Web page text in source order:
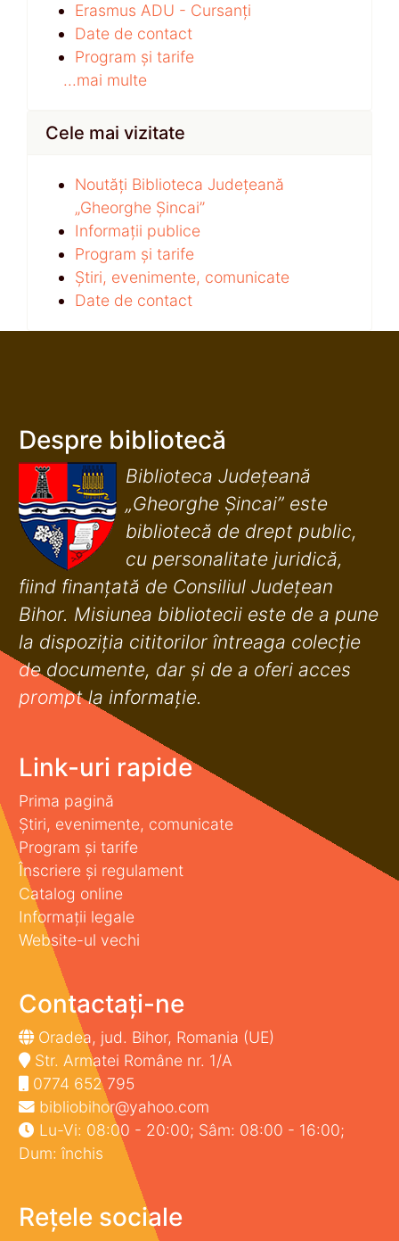
Erasmus ADU - Cursanți
Date de contact
Program și tarife
...mai multe
Cele mai vizitate
Noutăți Biblioteca Județeană
„Gheorghe Șincai”
Informații publice
Program și tarife
Știri, evenimente, comunicate
Date de contact
Despre bibliotecă
Biblioteca Județeană
„Gheorghe Șincai” este
bibliotecă de drept public,
cu personalitate juridică,
fiind finanţată de Consiliul Judeţean
Bihor. Misiunea bibliotecii este de a pune
la dispoziţia cititorilor întreaga colecţie
de documente, dar şi de a oferi acces
prompt la informaţie.
Link-uri rapide
Prima pagină
Știri, evenimente, comunicate
Program și tarife
Înscriere și regulament
Catalog online
Informații legale
Website-ul vechi
Contactați-ne
Oradea, jud. Bihor, Romania (UE)
Str. Armatei Române nr. 1/A
0774 652 795
bibliobihor@yahoo.com
Lu-Vi: 08:00 - 20:00; Sâm: 08:00 - 16:00;
Dum: închis
Rețele sociale